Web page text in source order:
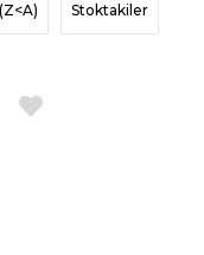
Stoktakiler